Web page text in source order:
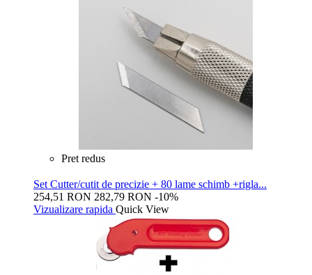
Pret redus
Set Cutter/cutit de precizie + 80 lame schimb +rigla...
254,51 RON 282,79 RON -10%
Vizualizare rapida Quick View